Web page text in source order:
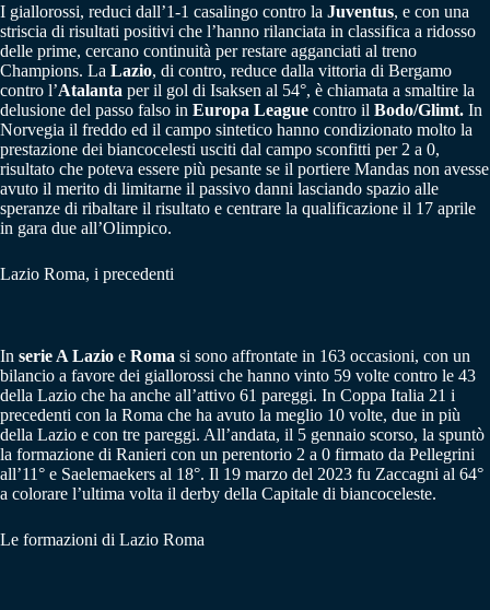
I giallorossi, reduci dall’1-1 casalingo contro la Juventus, e con una
striscia di risultati positivi che l’hanno rilanciata in classifica a ridosso
delle prime, cercano continuità per restare agganciati al treno
Champions. La Lazio, di contro, reduce dalla vittoria di Bergamo
contro l’Atalanta per il gol di Isaksen al 54°, è chiamata a smaltire la
delusione del passo falso in Europa League contro il Bodo/Glimt. In
Norvegia il freddo ed il campo sintetico hanno condizionato molto la
prestazione dei biancocelesti usciti dal campo sconfitti per 2 a 0,
risultato che poteva essere più pesante se il portiere Mandas non avesse
avuto il merito di limitarne il passivo danni lasciando spazio alle
speranze di ribaltare il risultato e centrare la qualificazione il 17 aprile
in gara due all’Olimpico.
Lazio Roma, i precedenti
In serie A Lazio e Roma si sono affrontate in 163 occasioni, con un
bilancio a favore dei giallorossi che hanno vinto 59 volte contro le 43
della Lazio che ha anche all’attivo 61 pareggi. In Coppa Italia 21 i
precedenti con la Roma che ha avuto la meglio 10 volte, due in più
della Lazio e con tre pareggi. All’andata, il 5 gennaio scorso, la spuntò
la formazione di Ranieri con un perentorio 2 a 0 firmato da Pellegrini
all’11° e Saelemaekers al 18°. Il 19 marzo del 2023 fu Zaccagni al 64°
a colorare l’ultima volta il derby della Capitale di biancoceleste.
Le formazioni di Lazio Roma